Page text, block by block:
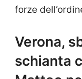
forze
Verona,
schianta